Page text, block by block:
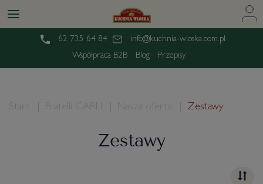
62 735 64 84
info@kuchnia-wloska.com.pl
Współpraca B2B
Blog Przepisy
Start Fratelli CARLI Nasza oferta Zestawy
Zestawy